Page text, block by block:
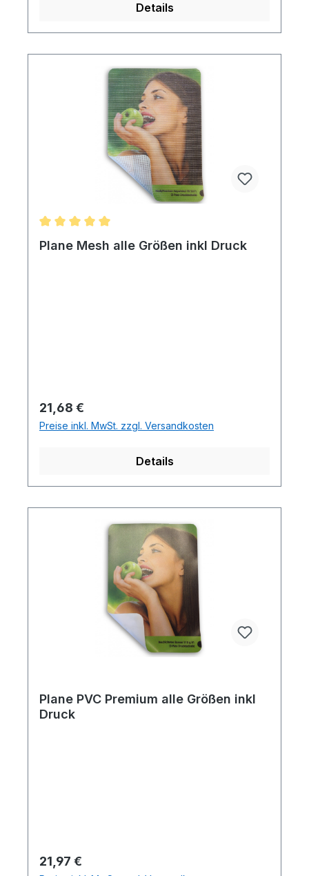
Details
Durchschnittliche Bewertung von 5 von 5 Sternen
Plane Mesh alle Größen inkl Druck
Regulärer Preis:
21,68 €
Preise inkl. MwSt. zzgl. Versandkosten
Details
Plane PVC Premium alle Größen inkl
Druck
Regulärer Preis:
21,97 €